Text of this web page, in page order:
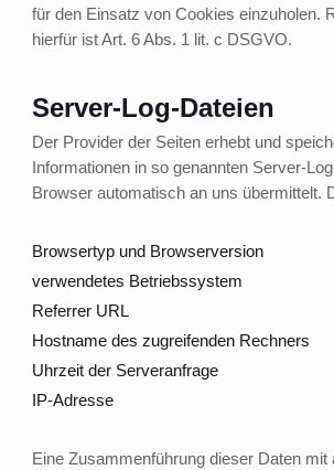
für den Einsatz von Cookies einzuholen.
hierfür ist Art. 6 Abs. 1 lit. c DSGVO.
Server-Log-Dateien
Der Provider der Seiten erhebt und
Informationen in so genannten Server-
Browser automatisch an uns übermittelt.
Browsertyp und Browserversion
verwendetes Betriebssystem
Referrer URL
Hostname des zugreifenden Rechners
Uhrzeit der Serveranfrage
IP-Adresse
Eine Zusammenführung dieser Daten mit